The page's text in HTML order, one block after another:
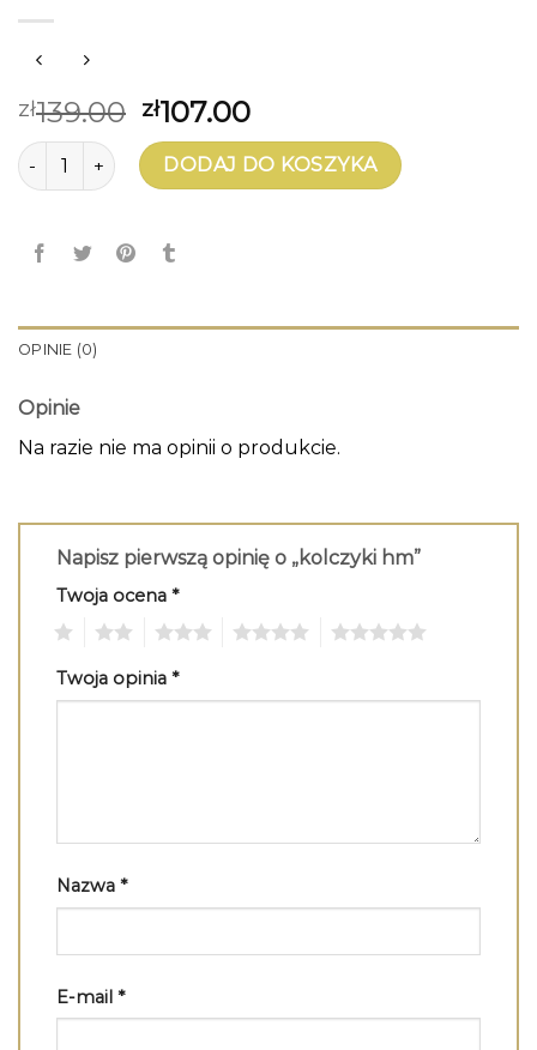
zł139.00 zł107.00
ilość kolczyki hmDODAJ DO KOSZYKA
OPINIE (0)
Opinie
Na razie nie ma opinii o produkcie.
Napisz pierwszą opinię o „kolczyki hm”
Twoja ocena *
Twoja opinia *
Nazwa *
E-mail *